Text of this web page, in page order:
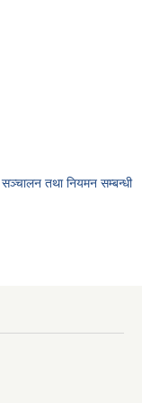
तथा नियमन सम्बन्धी